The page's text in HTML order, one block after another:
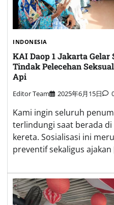
INDONESIA
KAI Daop 1 Jakarta Gelar
Tindak Pelecehan
Api
Editor Team 2025年6月15日
Kami ingin seluruh
terlindungi saat berada
kereta. Sosialisasi ini
preventif sekaligus